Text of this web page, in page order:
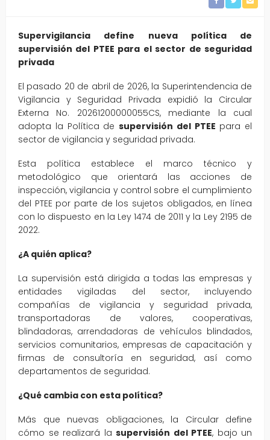
Supervigilancia define nueva política de
supervisión del PTEE para el sector de seguridad
privada
El pasado 20 de abril de 2026, la Superintendencia de
Vigilancia y Seguridad Privada expidió la Circular
Externa No. 20261200000055CS, mediante la cual
adopta la Política de supervisión del PTEE para el
sector de vigilancia y seguridad privada.
Esta política establece el marco técnico y
metodológico que orientará las acciones de
inspección, vigilancia y control sobre el cumplimiento
del PTEE por parte de los sujetos obligados, en línea
con lo dispuesto en la Ley 1474 de 2011 y la Ley 2195 de
2022.
¿A quién aplica?
La supervisión está dirigida a todas las empresas y
entidades vigiladas del sector, incluyendo
compañías de vigilancia y seguridad privada,
transportadoras de valores, cooperativas,
blindadoras, arrendadoras de vehículos blindados,
servicios comunitarios, empresas de capacitación y
firmas de consultoría en seguridad, así como
departamentos de seguridad.
¿Qué cambia con esta política?
Más que nuevas obligaciones, la Circular define
cómo se realizará la supervisión del PTEE, bajo un